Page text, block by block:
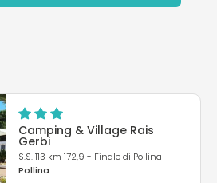
Camping & Village Rais
Gerbi
S.S. 113 km 172,9 - Finale di Pollina
Pollina